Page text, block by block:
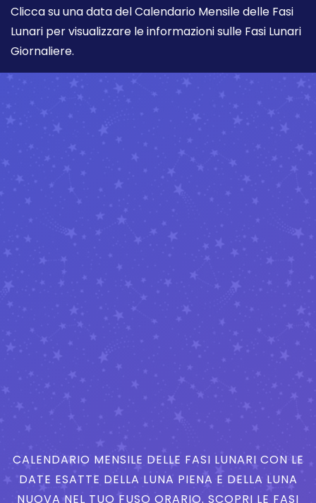
Clicca su una data del Calendario Mensile delle Fasi
Lunari per visualizzare le informazioni sulle Fasi Lunari
Giornaliere.
CALENDARIO MENSILE DELLE FASI LUNARI CON LE
DATE ESATTE DELLA LUNA PIENA E DELLA LUNA
NUOVA NEL TUO FUSO ORARIO. SCOPRI LE FASI